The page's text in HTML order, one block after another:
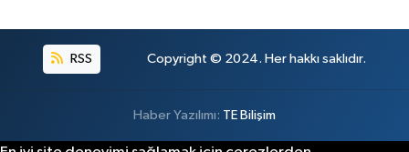
RSS Copyright © 2024. Her hakkı saklıdır.
Haber Yazılımı: TE Bilişim